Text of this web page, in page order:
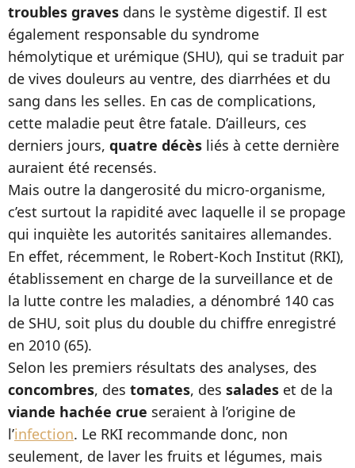
troubles graves dans le système digestif. Il est
également responsable du syndrome
hémolytique et urémique (SHU), qui se traduit par
de vives douleurs au ventre, des diarrhées et du
sang dans les selles. En cas de complications,
cette maladie peut être fatale. D’ailleurs, ces
derniers jours, quatre décès liés à cette dernière
auraient été recensés.
Mais outre la dangerosité du micro-organisme,
c’est surtout la rapidité avec laquelle il se propage
qui inquiète les autorités sanitaires allemandes.
En effet, récemment, le Robert-Koch Institut (RKI),
établissement en charge de la surveillance et de
la lutte contre les maladies, a dénombré 140 cas
de SHU, soit plus du double du chiffre enregistré
en 2010 (65).
Selon les premiers résultats des analyses, des
concombres, des tomates, des salades et de la
viande hachée crue seraient à l’origine de
l’infection. Le RKI recommande donc, non
seulement, de laver les fruits et légumes, mais